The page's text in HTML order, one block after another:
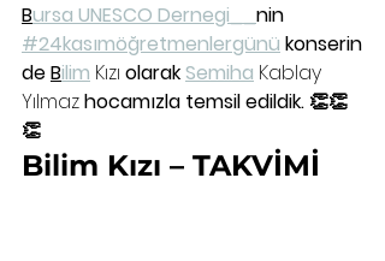
Bursa UNESCO Dernegi__ nin
#24kasımöğretmenlergünü konserin
de Bilim Kızı olarak Semiha Kablay
Yılmaz hocamızla temsil edildik. 👏👏
👏
Bilim Kızı – TAKVİMİ